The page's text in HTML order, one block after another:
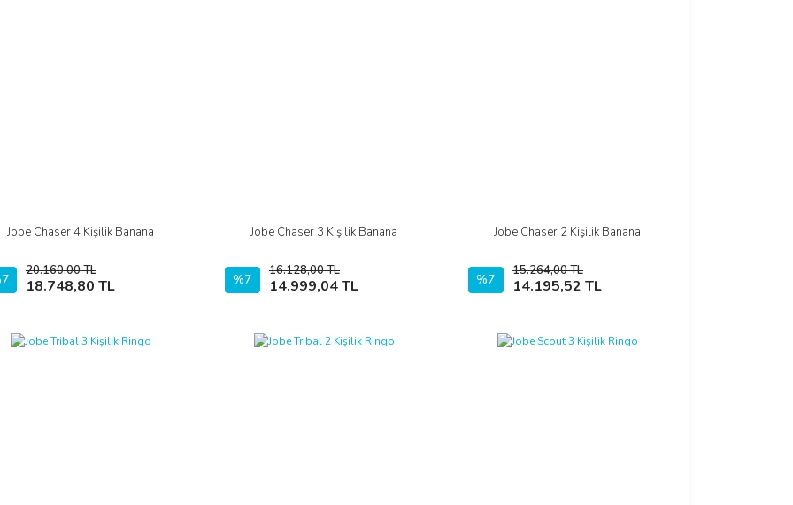
Jobe Chaser 4 Kişilik Banana
20.160,00 TL
18.748,80 TL
İncele
Sepete Ekle
Jobe Chaser 3 Kişilik Banana
%7
16.128,00 TL
14.999,04 TL
İncele
Sepete Ekle
Jobe Chaser 2 Kişilik Banana
%7
15.264,00 TL
14.195,52 TL
İncele
Sepete Ekle